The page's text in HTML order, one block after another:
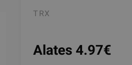
TRX
Alates 4.97€